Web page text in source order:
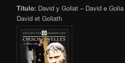
Título: David y Goliat – David e
David et Goliath